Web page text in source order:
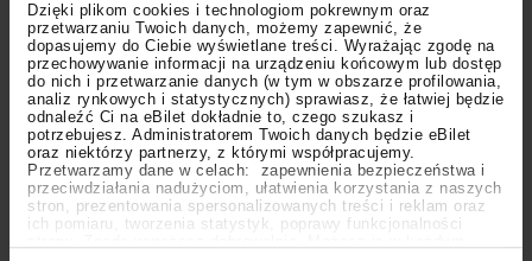
Dzięki plikom cookies i technologiom pokrewnym oraz
przetwarzaniu Twoich danych, możemy zapewnić, że
dopasujemy do Ciebie wyświetlane treści. Wyrażając zgodę na
przechowywanie informacji na urządzeniu końcowym lub dostęp
do nich i przetwarzanie danych (w tym w obszarze profilowania,
analiz rynkowych i statystycznych) sprawiasz, że łatwiej będzie
odnaleźć Ci na eBilet dokładnie to, czego szukasz i
potrzebujesz. Administratorem Twoich danych będzie eBilet
oraz niektórzy partnerzy, z którymi współpracujemy.
Przetwarzamy dane w celach: zapewnienia bezpieczeństwa i
przeciwdziałania nadużyciom, ułatwienia korzystania z naszych
stron, prezentowania spersonalizowanych treści i reklam oraz
ich pomiaru, tworzenia statystyk, poprawy funkcjonalności
Polecamy na eBilet.pl